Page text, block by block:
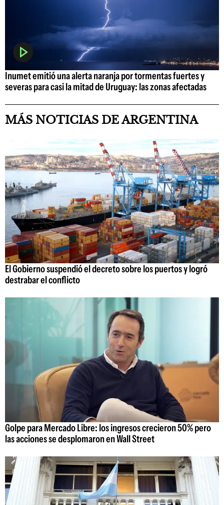
Inumet emitió una alerta naranja por tormentas fuertes y
severas para casi la mitad de Uruguay: las zonas afectadas
MÁS NOTICIAS DE ARGENTINA
El Gobierno suspendió el decreto sobre los puertos y logró
destrabar el conflicto
Golpe para Mercado Libre: los ingresos crecieron 50% pero
las acciones se desplomaron en Wall Street